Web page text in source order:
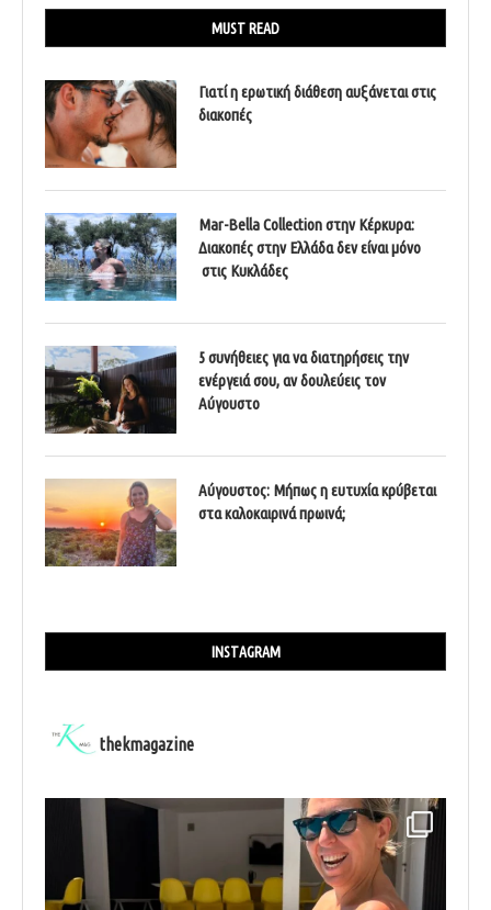
MUST READ
Γιατί η ερωτική διάθεση αυξάνεται στις
διακοπές
Mar-Bella Collection στην Κέρκυρα:
Διακοπές στην Ελλάδα δεν είναι μόνο
στις Κυκλάδες
5 συνήθειες για να διατηρήσεις την
ενέργειά σου, αν δουλεύεις τον
Αύγουστο
Αύγουστος: Μήπως η ευτυχία κρύβεται
στα καλοκαιρινά πρωινά;
INSTAGRAM
thekmagazine